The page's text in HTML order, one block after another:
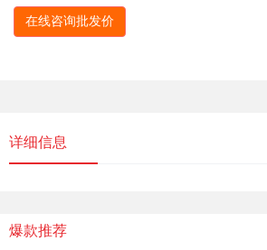
在线咨询批发价
详细信息
爆款推荐